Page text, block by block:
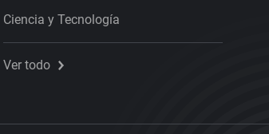
Ciencia y Tecnología
Ver todo